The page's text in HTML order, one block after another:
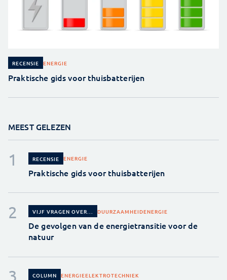
RECENSIE ENERGIE
Praktische gids voor thuisbatterijen
MEEST GELEZEN
RECENSIE ENERGIE
Praktische gids voor thuisbatterijen
VIJF VRAGEN OVER... DUURZAAMHEIDENERGIE
De gevolgen van de energietransitie voor de
natuur
COLUMN ENERGIEELEKTROTECHNIEK